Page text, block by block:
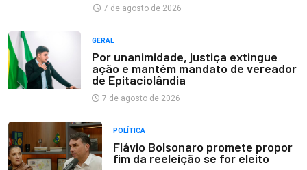
7 de agosto de 2026
GERAL
Por unanimidade, justiça extingue
ação e mantém mandato de vereador
de Epitaciolândia
7 de agosto de 2026
POLÍTICA
Flávio Bolsonaro promete propor
fim da reeleição se for eleito